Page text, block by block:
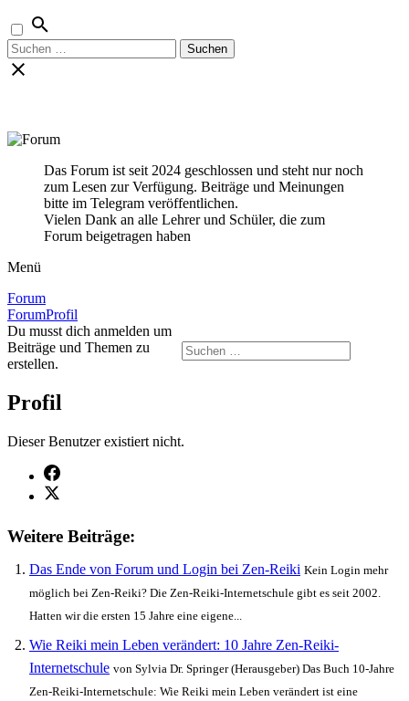
Suchen
nach:
Das Forum ist seit 2024 geschlossen und steht nur noch
zum Lesen zur Verfügung. Beiträge und Meinungen
bitte im Telegram veröffentlichen.
Vielen Dank an alle Lehrer und Schüler, die zum
Forum beigetragen haben
Menü
Forum-
Navigation
Forum
Forum-
Breadcrumbs
-
Du
hier:
ForumProfil
Du musst dich anmelden um
Beiträge und Themen zu
erstellen.
Profil
Dieser Benutzer existiert nicht.
Weitere Beiträge:
Das Ende von Forum und Login bei Zen-Reiki Kein Login mehr
möglich bei Zen-Reiki? Die Zen-Reiki-Internetschule gibt es seit 2002.
Hatten wir die ersten 15 Jahre eine eigene...
Wie Reiki mein Leben verändert: 10 Jahre Zen-Reiki-
Internetschule von Sylvia Dr. Springer (Herausgeber) Das Buch 10-Jahre
Zen-Reiki-Internetschule: Wie Reiki mein Leben verändert ist eine